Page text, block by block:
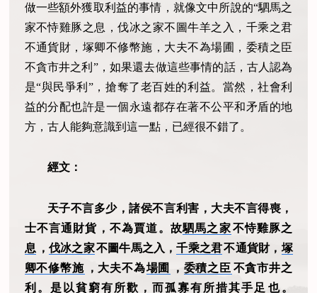
做一些額外獲取利益的事情，就像文中所說的“駟馬之
家不恃雞豚之息，伐冰之家不圖牛羊之入，千乘之君
不通貨財，塚卿不修幣施，大夫不為場圃，委積之臣
不貪市井之利”，如果還去做這些事情的話，古人認為
是“與民爭利”，搶奪了老百姓的利益。當然，社會利
益的分配也許是一個永遠都存在著不公平和矛盾的地
方，古人能夠意識到這一點，已經很不錯了。
經文：
天子不言多少，諸侯不言利害，大夫不言得喪，
士不言通財貨，不為賈道。故駟馬之家不恃雞豚之
息 ， 伐冰之家不圖牛馬之入，千乘之君不通貨財， 塚
卿不修幣施 ，大夫不為場圃 ， 委積之臣 不貪市井之
利。是以貧窮有所歡，而孤寡有所措其手足 也。